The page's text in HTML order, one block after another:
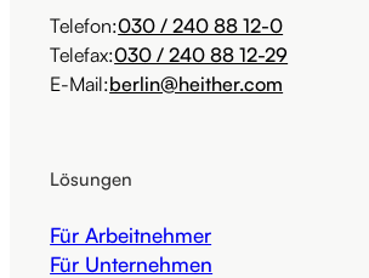
Telefon:030 / 240 88 12-0
Telefax:030 / 240 88 12-29
E-Mail:berlin@heither.com
Lösungen
Für Arbeitnehmer
Für Unternehmen